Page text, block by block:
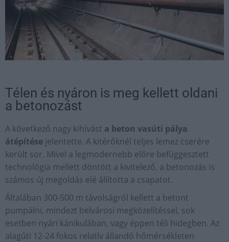
Télen és nyáron is meg kellett oldani
a betonozást
A következő nagy kihívást a beton vasúti pálya
átépítése jelentette. A kitérőknél teljes lemez cserére
került sor. Mivel a legmodernebb előre befüggesztett
technológia mellett döntött a kivitelező, a betonozás is
számos új megoldás elé állította a csapatot.
Általában 300-500 m távolságról kellett a betont
pumpálni, mindezt belvárosi megközelítéssel, sok
esetben nyári kánikulában, vagy éppen téli hidegben. Az
alagúti 12-24 fokos relatív állandó hőmérsékleten